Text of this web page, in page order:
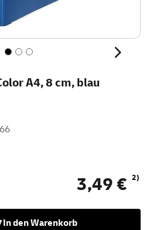
A4, 8 cm, blau
3,49 € 2)
In den Warenkorb